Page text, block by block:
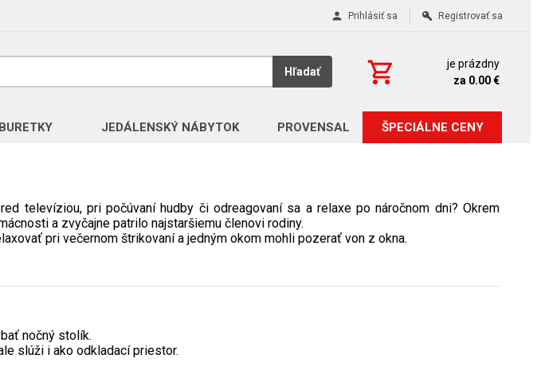
Prihlásiť sa Registrovať sa
Hľadať
je prázdny
za 0.00 €
JEDÁLENSKÝ NÁBYTOK PROVENSAL ŠPECIÁLNE CENY
televíziou, pri počúvaní hudby či odreagovaní sa a relaxe po náročnom dni? Okrem
a zvyčajne patrilo najstaršiemu členovi rodiny.
pri večernom štrikovaní a jedným okom mohli pozerať von z okna.
nočný stolík.
slúži i ako odkladací priestor.